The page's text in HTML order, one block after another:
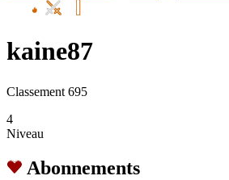
kaine87
Classement 695
4
Niveau
Abonnements